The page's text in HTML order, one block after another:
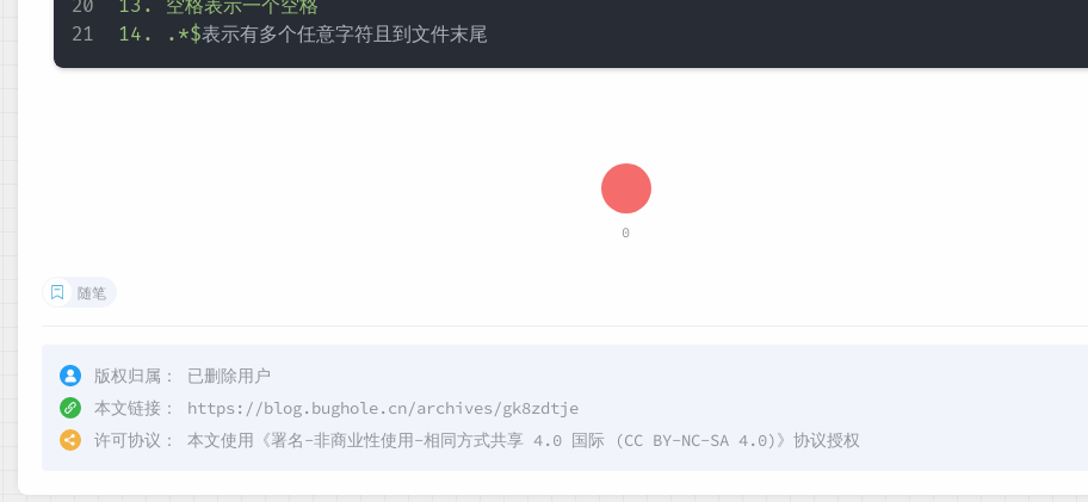
13. 空格表示一个空格
14. .*$
0
随笔
版权归属：
已删除用户
本文链接：
https://blog.bughole.cn/archives/gk8zdtje
许可协议：
本文使用《署名-非商业性使用-相同方式共享 4.0 国际 (CC BY-NC-SA 4.0)》协议授权